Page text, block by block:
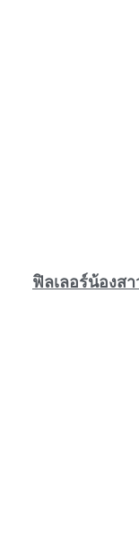
ฟิลเลอร์น้องส